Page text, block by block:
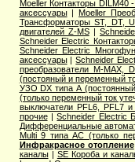
Moeller Контакторы DILM40
аксессуары|Moeller
Трансформаторы ST, DT,
двигателей Z-MS|
Schneider Electric
Schneider Electric
аксессуары|Schneider
преобразователи M-MAX,
(постояный и переменный
УЗО DX типа А
(только переменный ток
выключатели PFL6, PFL7 и
прочие|Schneider Electric
Дифференциальные
Multi 9 типа АС (только
Инфракрасное отопление
каналы| SE Короба и